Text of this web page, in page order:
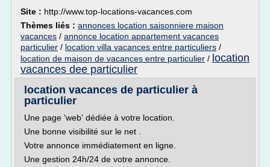
Site : http://www.top-locations-vacances.com
Thèmes liés : annonces location saisonniere maison
vacances / annonce location appartement vacances
particulier / location villa vacances entre particuliers /
location de maison de vacances entre particulier / location
vacances dee particulier
location vacances de particulier à
particulier
Une page 'web' dédiée à votre location.
Une bonne visibilité sur le net .
Votre annonce immédiatement en ligne.
Une gestion 24h/24 de votre annonce.